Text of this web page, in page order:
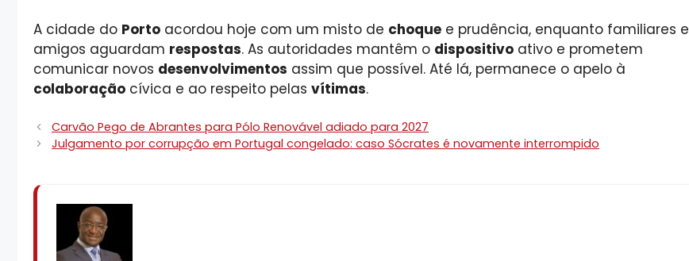
A cidade do Porto acordou hoje com um misto de choque e prudência, enquanto familiares e
amigos aguardam respostas. As autoridades mantêm o dispositivo ativo e prometem
comunicar novos desenvolvimentos assim que possível. Até lá, permanece o apelo à
colaboração cívica e ao respeito pelas vítimas.
Carvão Pego de Abrantes para Pólo Renovável adiado para 2027
Julgamento por corrupção em Portugal congelado: caso Sócrates é novamente interrompido